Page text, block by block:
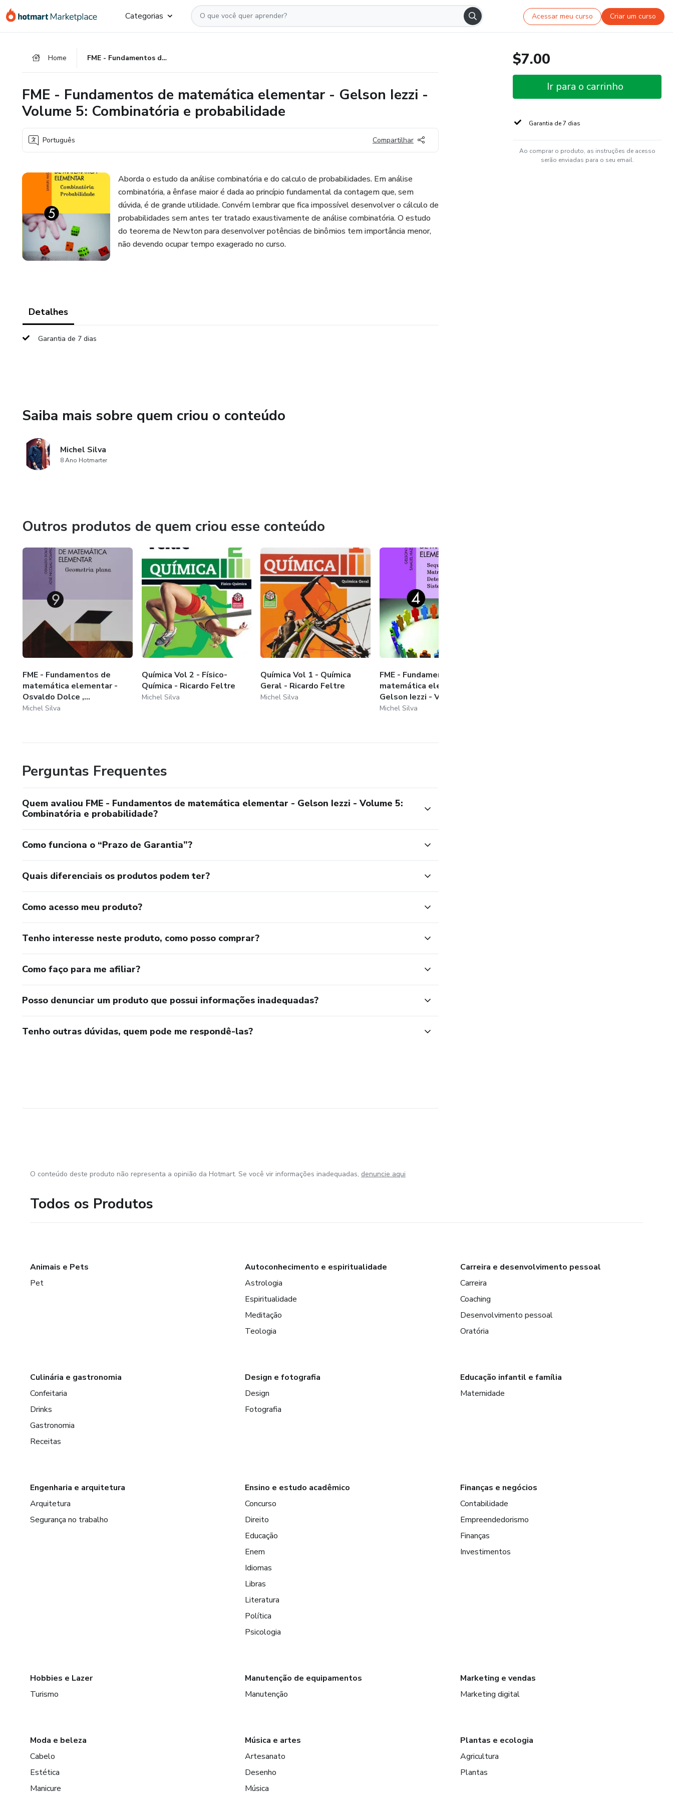
para
para
para
Categorias Acessar meu curso Criar um curso
Home FME - Fundamentos de matemática elementar - Gelson Iezzi - Volume 5: Combinatória e probabilidade
FME - Fundamentos de matemática elementar - Gelson Iezzi -
Volume 5: Combinatória e probabilidade
Português Compartilhar
Aborda o estudo da análise combinatória e do calculo de probabilidades. Em análise
combinatória, a ênfase maior é dada ao princípio fundamental da contagem que, sem
dúvida, é de grande utilidade. Convém lembrar que fica impossível desenvolver o cálculo de
probabilidades sem antes ter tratado exaustivamente de análise combinatória. O estudo
do teorema de Newton para desenvolver potências de binômios tem importância menor,
não devendo ocupar tempo exagerado no curso.
Detalhes
Garantia de 7 dias
Saiba mais sobre quem criou o conteúdo
Michel Silva
8 Ano Hotmarter
Outros produtos de quem criou esse conteúdo
FME - Fundamentos de
matemática elementar -
Osvaldo Dolce ,...
Michel Silva
Química Vol 2 - Físico-
Química - Ricardo Feltre
Michel Silva
Química Vol 1 - Química
Geral - Ricardo Feltre
Michel Silva
FME - Fundamentos de
matemática elementar -
Gelson Iezzi - V...
Michel Silva
Perguntas Frequentes
Quem avaliou FME - Fundamentos de matemática elementar - Gelson Iezzi - Volume 5:
Combinatória e probabilidade?
Como funciona o “Prazo de Garantia”?
Quais diferenciais os produtos podem ter?
Como acesso meu produto?
Tenho interesse neste produto, como posso comprar?
Como faço para me afiliar?
Posso denunciar um produto que possui informações inadequadas?
Tenho outras dúvidas, quem pode me respondê-las?
$7.00
Ir para o carrinho
Garantia de 7 dias
Ao comprar o produto, as instruções de acesso
serão enviadas para o seu email.
O conteúdo deste produto não representa a opinião da Hotmart. Se você vir informações inadequadas, denuncie aqui
Todos os Produtos
Animais e Pets
Pet
Autoconhecimento e espiritualidade
Astrologia
Espiritualidade
Meditação
Teologia
Carreira e desenvolvimento pessoal
Carreira
Coaching
Desenvolvimento pessoal
Oratória
Culinária e gastronomia
Confeitaria
Drinks
Gastronomia
Receitas
Design e fotografia
Design
Fotografia
Educação infantil e família
Maternidade
Engenharia e arquitetura
Arquitetura
Segurança no trabalho
Ensino e estudo acadêmico
Concurso
Direito
Educação
Enem
Idiomas
Libras
Literatura
Política
Psicologia
Finanças e negócios
Contabilidade
Empreendedorismo
Finanças
Investimentos
Hobbies e Lazer
Turismo
Manutenção de equipamentos
Manutenção
Marketing e vendas
Marketing digital
Moda e beleza
Cabelo
Estética
Manicure
Música e artes
Artesanato
Desenho
Música
Plantas e ecologia
Agricultura
Plantas